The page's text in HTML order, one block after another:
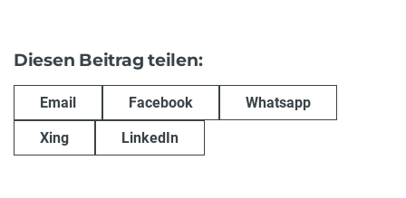
Diesen Beitrag teilen:
Email Facebook Whatsapp
Xing LinkedIn